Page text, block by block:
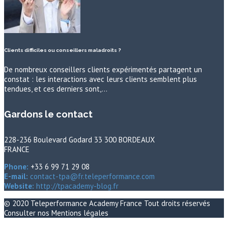
Clients difficiles ou conseillers maladroits ?
De nombreux conseillers clients expérimentés partagent un
constat : les interactions avec leurs clients semblent plus
tendues, et ces derniers sont,…
Gardons le contact
228-236 Boulevard Godard 33 300 BORDEAUX
FRANCE
Phone: +33 6 99 71 29 08
E-mail: contact-tpa@fr.teleperformance.com
Website: http://tpacademy-blog.fr
© 2020 Teleperformance Academy France Tout droits réservés
Consulter nos Mentions légales